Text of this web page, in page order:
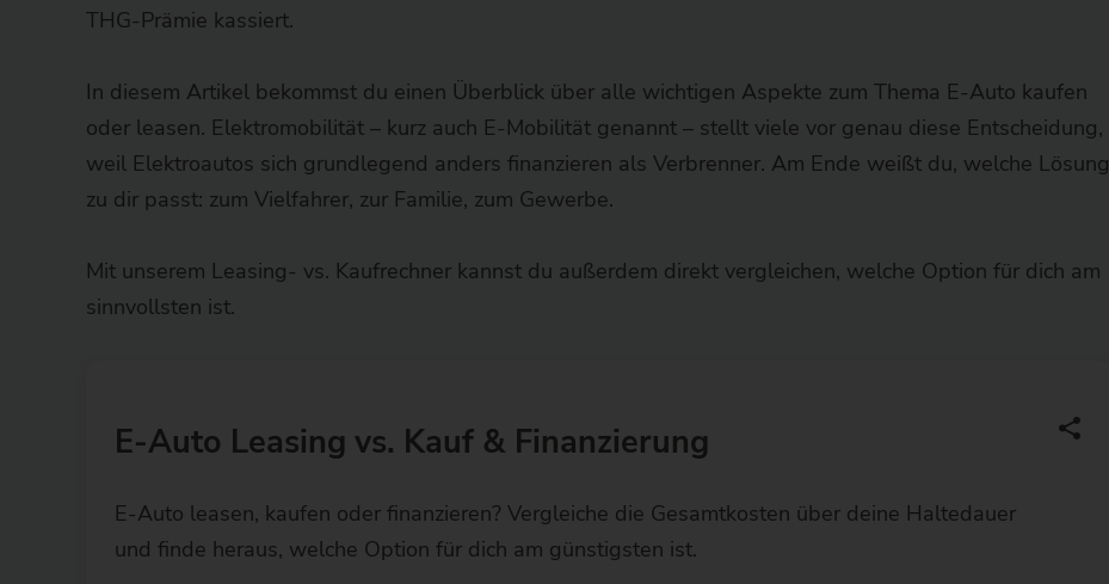
THG-Prämie kassiert.
In diesem Artikel bekommst du einen Überblick über alle wichtigen Aspekte zum Thema E-Auto kaufen
oder leasen. Elektromobilität – kurz auch E-Mobilität genannt – stellt viele vor genau diese Entscheidung,
weil Elektroautos sich grundlegend anders finanzieren als Verbrenner. Am Ende weißt du, welche Lösung
zu dir passt: zum Vielfahrer, zur Familie, zum Gewerbe.
Mit unserem Leasing- vs. Kaufrechner kannst du außerdem direkt vergleichen, welche Option für dich am
sinnvollsten ist.